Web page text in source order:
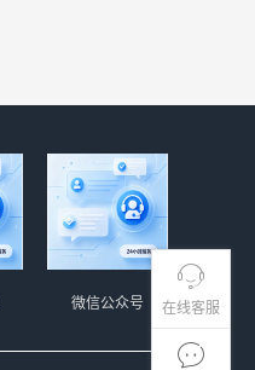
在线客服
微信公众号